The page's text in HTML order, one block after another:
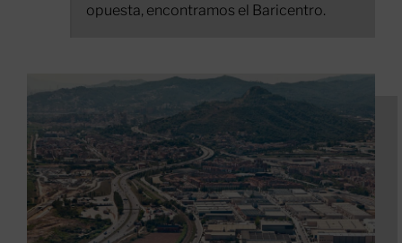
opuesta, encontramos el Baricentro.